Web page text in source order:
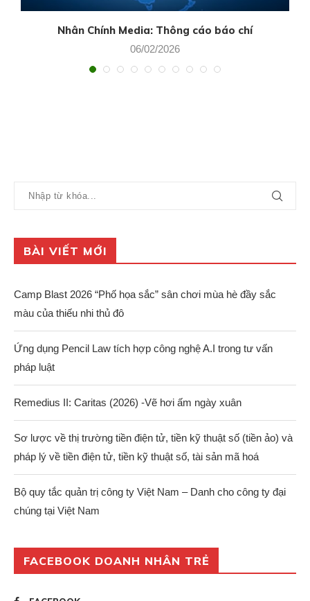
Nhân Chính Media: Thông cáo báo chí
06/02/2026
BÀI VIẾT MỚI
Camp Blast 2026 “Phố họa sắc” sân chơi mùa hè đầy sắc
màu của thiếu nhi thủ đô
Ứng dụng Pencil Law tích hợp công nghệ A.I trong tư vấn
pháp luật
Remedius II: Caritas (2026) -Vẽ hơi ấm ngày xuân
Sơ lược về thị trường tiền điện tử, tiền kỹ thuật số (tiền ảo) và
pháp lý về tiền điện tử, tiền kỹ thuật số, tài sản mã hoá
Bộ quy tắc quản trị công ty Việt Nam – Danh cho công ty đại
chúng tại Việt Nam
FACEBOOK DOANH NHÂN TRẺ